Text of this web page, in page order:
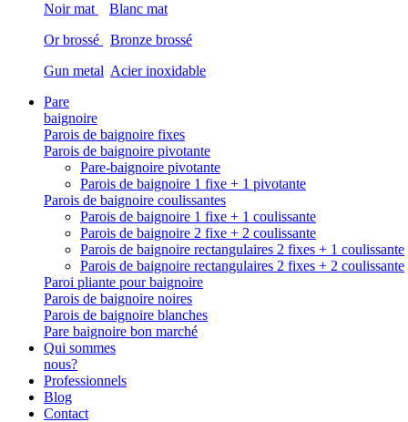
Noir mat
Blanc mat
Or brossé
Bronze brossé
Gun metal Acier inoxidable
Pare
baignoire
Parois de baignoire fixes
Parois de baignoire pivotante
Pare-baignoire pivotante
Parois de baignoire 1 fixe + 1 pivotante
Parois de baignoire coulissantes
Parois de baignoire 1 fixe + 1 coulissante
Parois de baignoire 2 fixe + 2 coulissante
Parois de baignoire rectangulaires 2 fixes + 1 coulissante
Parois de baignoire rectangulaires 2 fixes + 2 coulissante
Paroi pliante pour baignoire
Parois de baignoire noires
Parois de baignoire blanches
Pare baignoire bon marché
Qui sommes
nous?
Professionnels
Blog
Contact